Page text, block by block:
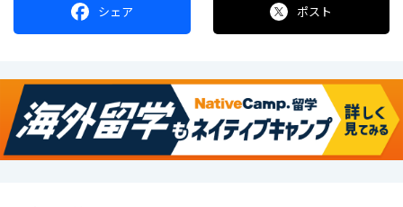
シェア ポスト